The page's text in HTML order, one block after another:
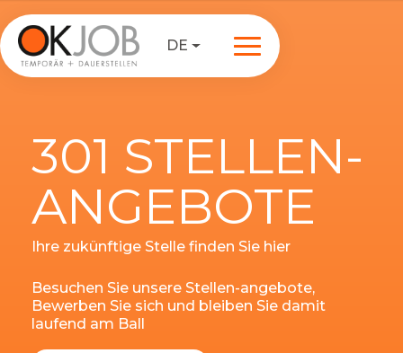
DE
301 STELLEN-
ANGEBOTE
Ihre zukünftige Stelle finden Sie hier
Besuchen Sie unsere Stellen-angebote,
Bewerben Sie sich und bleiben Sie damit
laufend am Ball